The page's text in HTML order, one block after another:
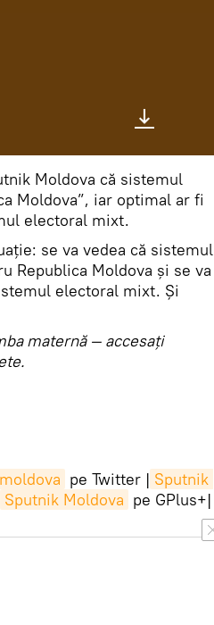
Moldova că sistemul
Moldova”, iar optimal ar fi
electoral mixt.
se va vedea că sistemul
Republica Moldova și se va
electoral mixt. Și
maternă — accesaţi
pe Twitter | Sputnik
Sputnik Moldova pe GPlus+|